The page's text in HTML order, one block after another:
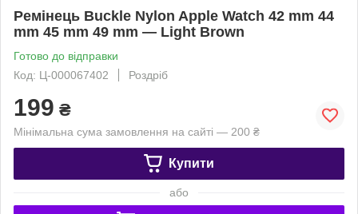
Ремінець Buckle Nylon Apple Watch 42 mm 44
mm 45 mm 49 mm — Light Brown
Готово до відправки
Код: Ц-000067402
Роздріб
199 ₴
Мінімальна сума замовлення на сайті — 200 ₴
Купити
або